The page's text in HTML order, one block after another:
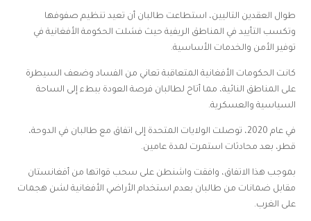
طوال العقدين التاليين، استطاعت طالبان أن تعيد تنظيم صفوفها
وتكسب التأييد في المناطق الريفية حيث فشلت الحكومة الأفغانية في
توفير الأمن والخدمات الأساسية.
كانت الحكومات الأفغانية المتعاقبة تعاني من الفساد وضعف السيطرة
على المناطق النائية، مما أتاح لطالبان فرصة العودة ببطء إلى الساحة
السياسية والعسكرية.
في عام 2020، توصلت الولايات المتحدة إلى اتفاق مع طالبان في الدوحة،
قطر، بعد محادثات استمرت لمدة عامين.
بموجب هذا الاتفاق، وافقت واشنطن على سحب قواتها من أفغانستان
مقابل ضمانات من طالبان بعدم استخدام الأراضي الأفغانية لشن هجمات
على الغرب.